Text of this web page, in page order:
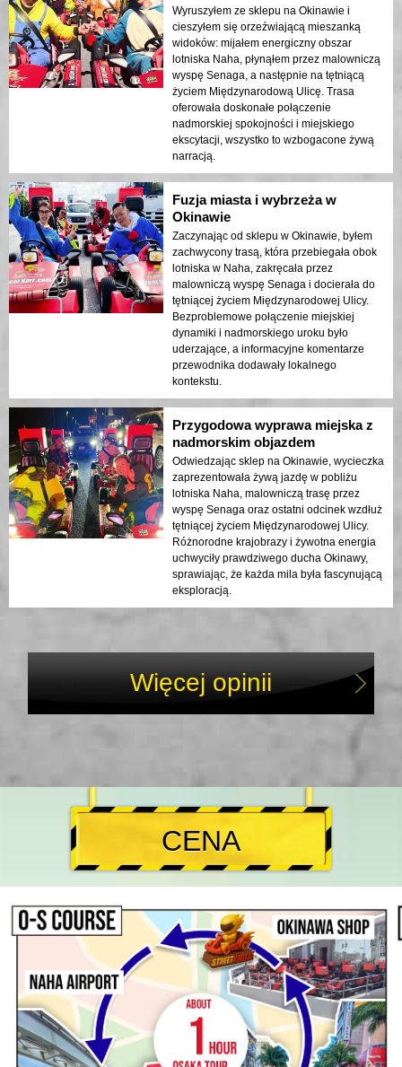
Wyruszyłem ze sklepu na Okinawie i
cieszyłem się orzeźwiającą mieszanką
widoków: mijałem energiczny obszar
lotniska Naha, płynąłem przez malowniczą
wyspę Senaga, a następnie na tętniącą
życiem Międzynarodową Ulicę. Trasa
oferowała doskonałe połączenie
nadmorskiej spokojności i miejskiego
ekscytacji, wszystko to wzbogacone żywą
narracją.
Fuzja miasta i wybrzeża w
Okinawie
Zaczynając od sklepu w Okinawie, byłem
zachwycony trasą, która przebiegała obok
lotniska w Naha, zakręcała przez
malowniczą wyspę Senaga i docierała do
tętniącej życiem Międzynarodowej Ulicy.
Bezproblemowe połączenie miejskiej
dynamiki i nadmorskiego uroku było
uderzające, a informacyjne komentarze
przewodnika dodawały lokalnego
kontekstu.
Przygodowa wyprawa miejska z
nadmorskim objazdem
Odwiedzając sklep na Okinawie, wycieczka
zaprezentowała żywą jazdę w pobliżu
lotniska Naha, malowniczą trasę przez
wyspę Senaga oraz ostatni odcinek wzdłuż
tętniącej życiem Międzynarodowej Ulicy.
Różnorodne krajobrazy i żywotna energia
uchwyciły prawdziwego ducha Okinawy,
sprawiając, że każda mila była fascynującą
eksploracją.
Więcej opinii
CENA